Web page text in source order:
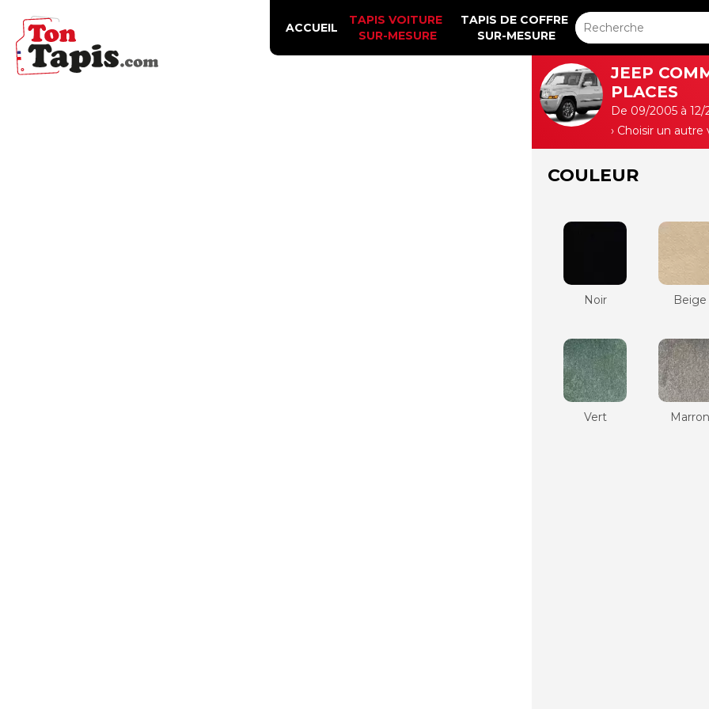
JEEP
PLACES
De 09/2005 à 12/
› Choisir un autre
COULEUR
Noir Beige
Vert Marron
ACCUEIL
TAPIS VOITURE
SUR-MESURE
TAPIS DE COFFRE
SUR-MESURE